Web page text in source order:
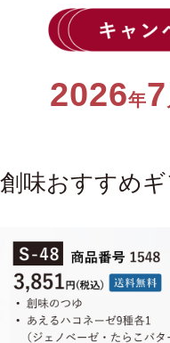
2026年7
創味おすすめギ